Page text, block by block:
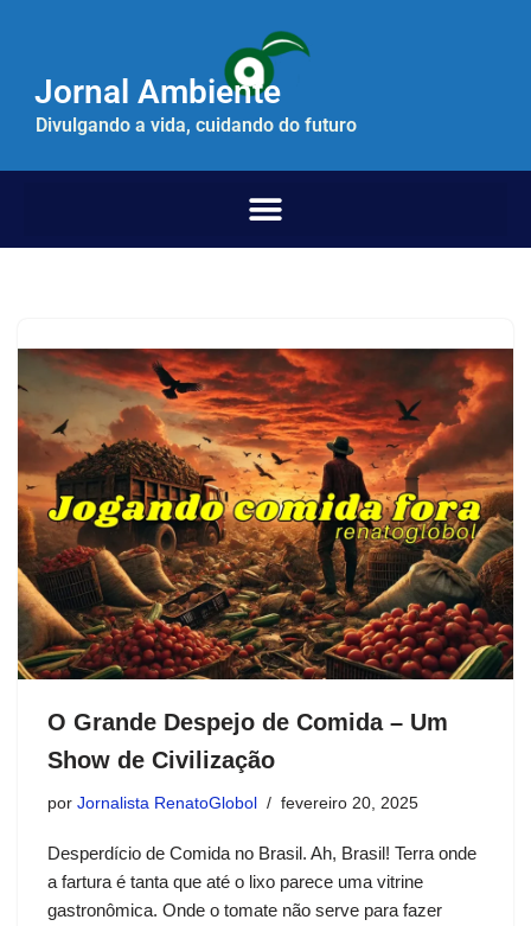
paraJornal Ambiente
Divulgando a vida, cuidando do futuro
O Grande Despejo de Comida – Um
Show de Civilização
por Jornalista RenatoGlobol fevereiro 20, 2025
Desperdício de Comida no Brasil. Ah, Brasil! Terra onde
a fartura é tanta que até o lixo parece uma vitrine
gastronômica. Onde o tomate não serve para fazer